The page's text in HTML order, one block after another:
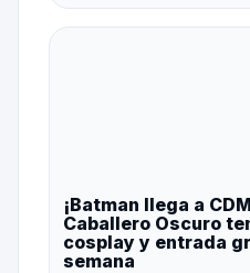
¡Batman llega a
Caballero Oscuro
cosplay y entrada
semana